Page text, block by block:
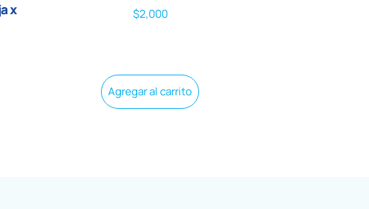
x
$2,000
Agregar al carrito